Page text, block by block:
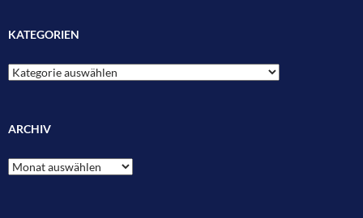
KATEGORIEN
Kategorien
ARCHIV
Archiv